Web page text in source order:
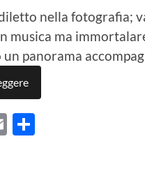
nella fotografia;
musica ma
panorama
Email